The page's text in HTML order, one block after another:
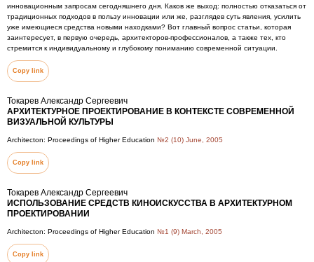
инновационным запросам сегодняшнего дня. Каков же выход: полностью отказаться от
традиционных подходов в пользу инновации или же, разглядев суть явления, усилить
уже имеющиеся средства новыми находками? Вот главный вопрос статьи, которая
заинтересует, в первую очередь, архитекторов-профессионалов, а также тех, кто
стремится к индивидуальному и глубокому пониманию современной ситуации.
Copy link
Токарев Александр Сергеевич
АРХИТЕКТУРНОЕ ПРОЕКТИРОВАНИЕ В КОНТЕКСТЕ СОВРЕМЕННОЙ
ВИЗУАЛЬНОЙ КУЛЬТУРЫ
Architecton: Proceedings of Higher Education №2 (10) June, 2005
Copy link
Токарев Александр Сергеевич
ИСПОЛЬЗОВАНИЕ СРЕДСТВ КИНОИСКУССТВА В АРХИТЕКТУРНОМ
ПРОЕКТИРОВАНИИ
Architecton: Proceedings of Higher Education №1 (9) March, 2005
Copy link